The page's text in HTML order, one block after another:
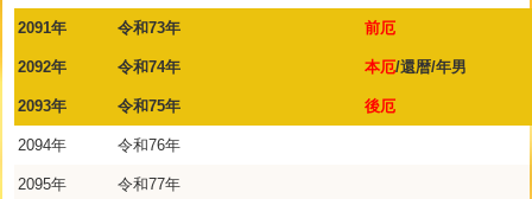
2091年 令和73年 前厄
2092年 令和74年 本厄/還暦/年男
2093年 令和75年 後厄
2094年 令和76年
2095年 令和77年